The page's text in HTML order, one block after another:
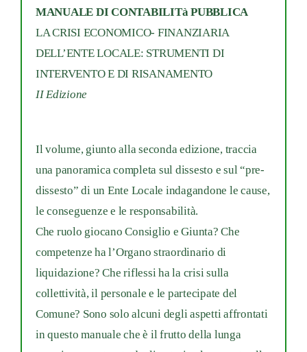
quantità
MANUALE DI CONTABILITà PUBBLICA
LA CRISI ECONOMICO- FINANZIARIA
DELL’ENTE LOCALE: STRUMENTI DI
INTERVENTO E DI RISANAMENTO
II Edizione
Il volume, giunto alla seconda edizione, traccia
una panoramica completa sul dissesto e sul “pre-
dissesto” di un Ente Locale indagandone le cause,
le conseguenze e le responsabilità.
Che ruolo giocano Consiglio e Giunta? Che
competenze ha l’Organo straordinario di
liquidazione? Che riflessi ha la crisi sulla
collettività, il personale e le partecipate del
Comune? Sono solo alcuni degli aspetti affrontati
in questo manuale che è il frutto della lunga